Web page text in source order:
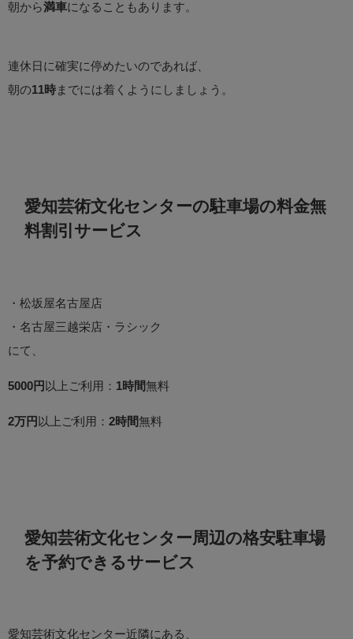
朝から満車になることもあります。
連休日に確実に停めたいのであれば、
朝の11時 までには着くようにしましょう。
愛知芸術文化センターの駐車場の料金無
料割引サービス
・松坂屋名古屋店
・名古屋三越栄店・ラシック
にて、
5000円 以上ご利用： 1時間無料
2万円 以上ご利用： 2時間無料
愛知芸術文化センター周辺の格安駐車場
を予約できるサービス
愛知芸術文化センター近隣にある、